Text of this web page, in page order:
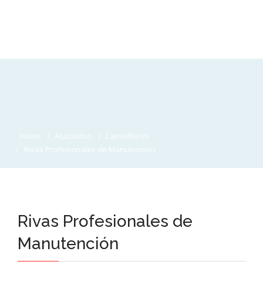
Home Asociados
Carretilleros
Rivas Profesionales de Manutención
Rivas Profesionales de
Manutención